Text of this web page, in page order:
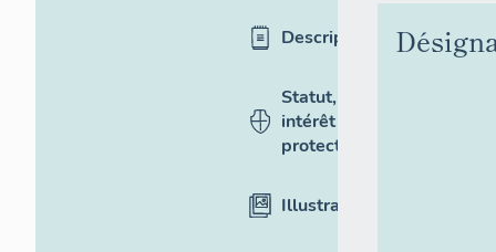
Description
Statut,
intérêt et
protection
Illustrations